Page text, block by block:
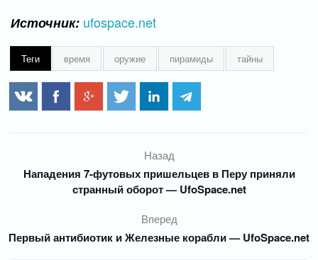
Источник: ufospace.net
Теги время оружие пирамиды тайны
Назад
Нападения 7-футовых пришельцев в Перу приняли
странный оборот — UfoSpace.net
Вперед
Первый антибиотик и Железные корабли — UfoSpace.net